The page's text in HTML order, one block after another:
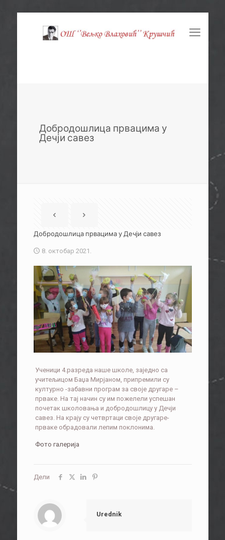
Добродошлица првацима у
Дечји савез
Добродошлица првацима у Дечји савез
8. октобар 2021.
Ученици 4.разреда наше школе, заједно са
учитељицом Баџа Мирјаном, припремили су
културно -забавни програм за своје другаре –
прваке. На тај начин су им пожелели успешан
почетак школовања и добродошлицу у Дечји
савез. На крају су четвртаци своје другаре-
прваке обрадовали лепим поклонима.
Фото галерија
Дели
Urednik